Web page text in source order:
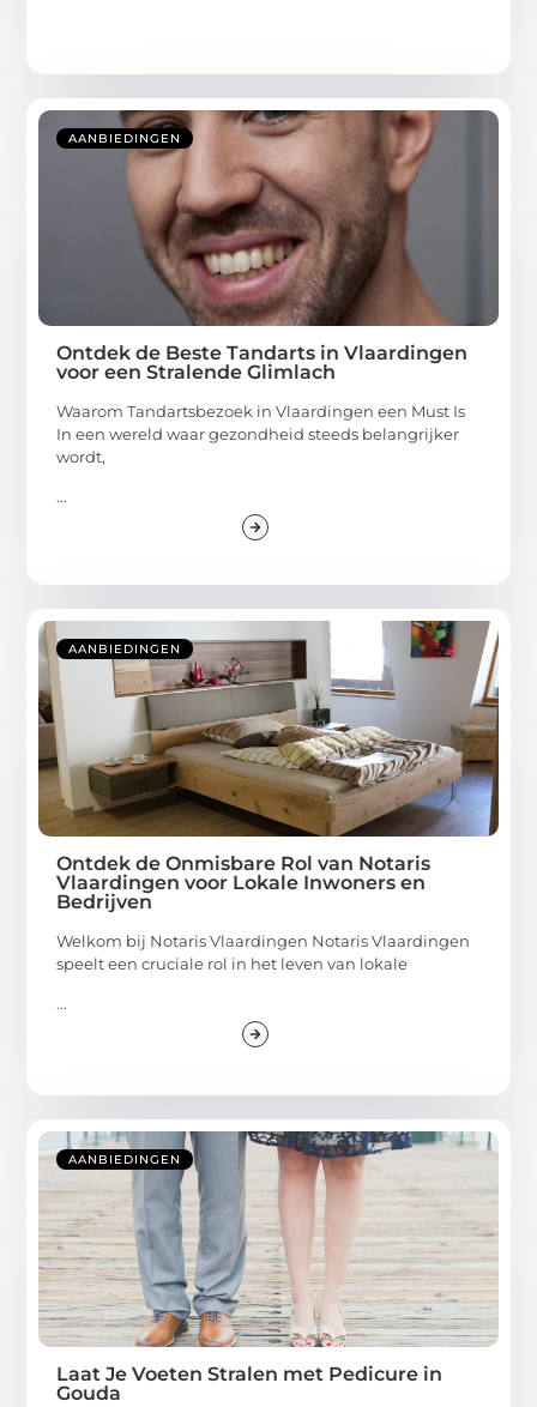
AANBIEDINGEN
Ontdek de Beste Tandarts in Vlaardingen
voor een Stralende Glimlach
Waarom Tandartsbezoek in Vlaardingen een Must Is
In een wereld waar gezondheid steeds belangrijker
wordt,
...
AANBIEDINGEN
Ontdek de Onmisbare Rol van Notaris
Vlaardingen voor Lokale Inwoners en
Bedrijven
Welkom bij Notaris Vlaardingen Notaris Vlaardingen
speelt een cruciale rol in het leven van lokale
...
AANBIEDINGEN
Laat Je Voeten Stralen met Pedicure in
Gouda